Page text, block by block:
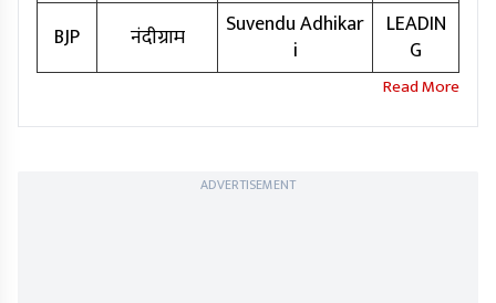
BJP
नंदीग्राम
Suvendu Adhikar
i
LEADIN
G
ADVERTISEMENT